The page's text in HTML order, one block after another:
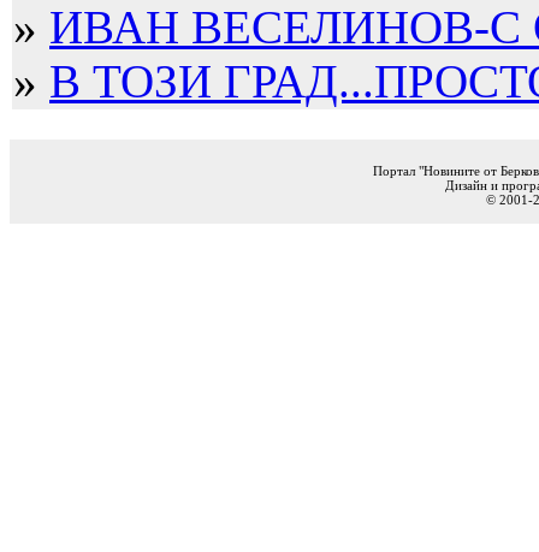
» ИВАН ВЕСЕЛИНОВ-
» В ТОЗИ
Портал "Новините от
Дизайн и
© 2001-